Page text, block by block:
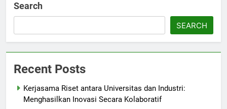
Search
SEARCH
Recent Posts
Kerjasama Riset antara Universitas dan Industri:
Menghasilkan Inovasi Secara Kolaboratif